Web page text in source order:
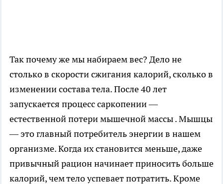
Так почему же мы набираем вес? Дело не
столько в скорости сжигания калорий, сколько в
изменении состава тела. После 40 лет
запускается процесс саркопении —
естественной потери мышечной массы . Мышцы
— это главный потребитель энергии в нашем
организме. Когда их становится меньше, даже
привычный рацион начинает приносить больше
калорий, чем тело успевает потратить. Кроме